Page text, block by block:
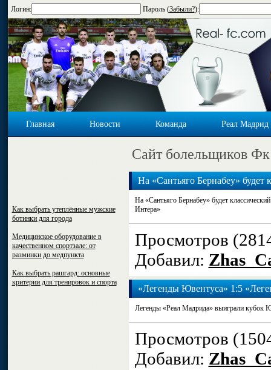
Логин: Пароль (Забыли?):
Главная Новости Команда Реал Мадрид
Cайт болельщиков
Как выбрать утеплённые мужские
ботинки для города
Медицинское оборудование в
качественном спортзале: от
разминки до медпункта
Как выбрать рашгард: основные
критерии для тренировок и спорта
На «Сантьяго Бернабеу» будет
Мадрида» против «Легенд
На «Сантьяго Бернабеу» будет
Интера»
Просмотров
Добавил:
«Легенды Ювентуса» 1:5
Легенды «Реал Мадрида» выиграли
Просмотров
Добавил: